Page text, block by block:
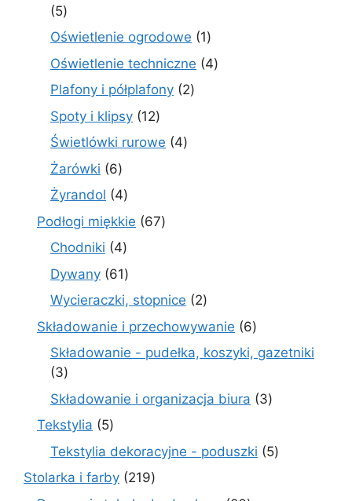
55
produktów
Oświetlenie ogrodowe 11
produkt
Oświetlenie techniczne 44
Plafony i półplafony 22
Spoty i klipsy 1212
produktów
Świetlówki rurowe 44
Żarówki 66
produktów
Żyrandol 44
produkty
Podłogi miękkie 6767
Chodniki 44
produkty
Dywany 6161
produktów
Wycieraczki, stopnice 22
produkty
Składowanie i przechowywanie 66
produktów
Składowanie - pudełka, koszyki, gazetniki
33
produkty
Składowanie i organizacja biura 33
Tekstylia 55
produktów
Tekstylia dekoracyjne - poduszki 55
Stolarka i farby 219219
produktów